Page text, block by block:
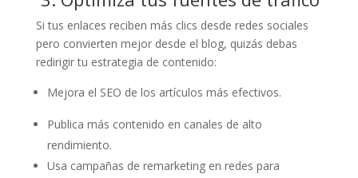
Si tus enlaces reciben más clics desde redes sociales
pero convierten mejor desde el blog, quizás debas
redirigir tu estrategia de contenido:
Mejora el SEO de los artículos más efectivos.
Publica más contenido en canales de alto
rendimiento.
Usa campañas de remarketing en redes para